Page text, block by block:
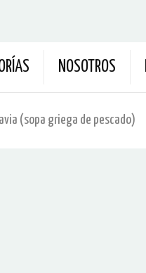
NOSOTROS
(sopa griega de pescado)